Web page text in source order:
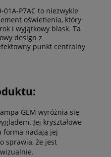
01A-P7AC to niezwykle
oświetlenia, który
i wyjątkowy blask. Ta
design z
punkt centralny
GEM wyróżnia się
Jej kryształowe
forma nadają jej
sprawia, że jest